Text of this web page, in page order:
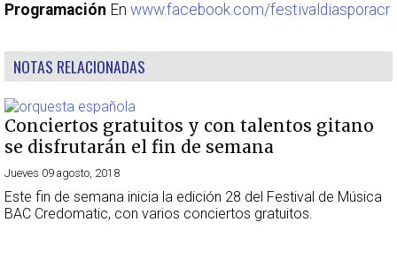
Programación En www.facebook.com/festivaldiasporacr
NOTAS RELACIONADAS
Conciertos gratuitos y con talentos gitano
se disfrutarán el fin de semana
Jueves 09 agosto, 2018
Este fin de semana inicia la edición 28 del Festival de Música
BAC Credomatic, con varios conciertos gratuitos.